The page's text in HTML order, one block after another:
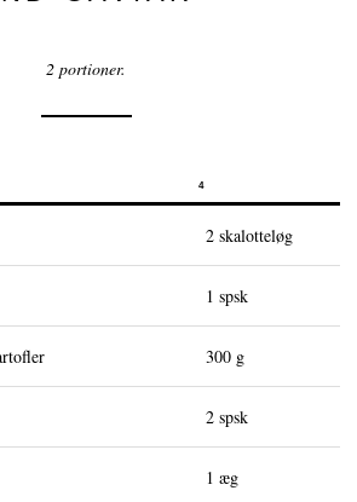
Bæredygtighed
Caviarens Historie
Certificering
2 portioner.
4
2 skalotteløg
1 spsk
300 g
2 spsk
1 æg